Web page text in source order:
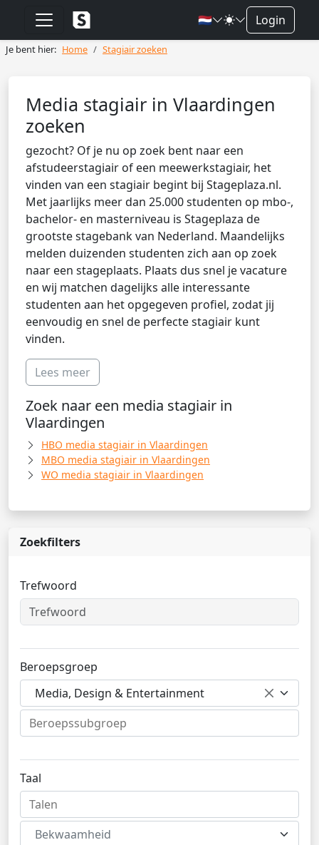
🇳🇱 Login
Je bent hier: Home Stagiair zoeken
Media stagiair in Vlaardingen
zoeken
gezocht? Of je nu op zoek bent naar een
afstudeerstagiair of een meewerkstagiair, het
vinden van een stagiair begint bij Stageplaza.nl.
Met jaarlijks meer dan 25.000 studenten op mbo-,
bachelor- en masterniveau is Stageplaza de
grootste stagebank van Nederland. Maandelijks
melden duizenden studenten zich aan op zoek
naar een stageplaats. Plaats dus snel je vacature
en wij matchen dagelijks alle interessante
studenten aan het opgegeven profiel, zodat jij
eenvoudig en snel de perfecte stagiair kunt
vinden.
Lees meer
Zoek naar een media stagiair in
Vlaardingen
HBO media stagiair in Vlaardingen
MBO media stagiair in Vlaardingen
WO media stagiair in Vlaardingen
Zoekfilters
Trefwoord
Beroepsgroep
Media, Design & Entertainment
Taal
Bekwaamheid